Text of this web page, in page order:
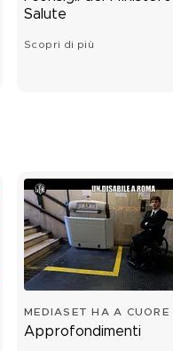
Salute
Scopri di più
MEDIASET HA A CUORE
FUTURO
Approfondimenti